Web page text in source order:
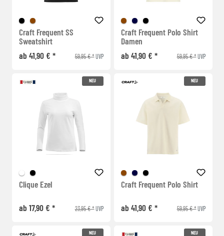
Craft Frequent SS
Sweatshirt
ab 41,90 € *
59,95 € *UVP
Craft Frequent Polo Shirt
Damen
ab 41,90 € *
59,95 € *UVP
NEU
Clique Ezel
ab 17,90 € * 23,95 € *UVP
NEU
Craft Frequent Polo Shirt
ab 41,90 € * 59,95 € *UVP
NEU NEU